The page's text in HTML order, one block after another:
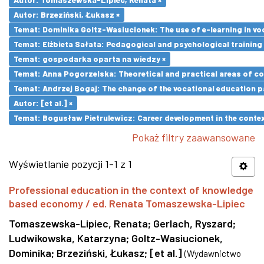
Autor: Brzeziński, Łukasz ×
Temat: Dominika Goltz-Wasiucionek: The use of e-learning in
Temat: Elżbieta Sałata: Pedagogical and psychological
Temat: gospodarka oparta na wiedzy ×
Temat: Anna Pogorzelska: Theoretical and practical areas of
Temat: Andrzej Bogaj: The change of the vocational education
Autor: [et al.] ×
Temat: Bogusław Pietrulewicz: Career development in the
Pokaż filtry zaawansowane
Wyświetlanie pozycji 1-1 z 1
Professional education in the context of knowledge
based economy / ed. Renata Tomaszewska-Lipiec
Tomaszewska-Lipiec, Renata; Gerlach, Ryszard;
Ludwikowska, Katarzyna; Goltz-Wasiucionek,
Dominika; Brzeziński, Łukasz; [et al.] (Wydawnictwo